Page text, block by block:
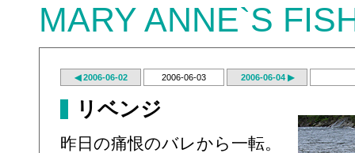
MARY ANNE`S
◀ 2006-06-02 2006-06-03 2006-06-04 ▶
リベンジ
昨日の痛恨のバレから一転。